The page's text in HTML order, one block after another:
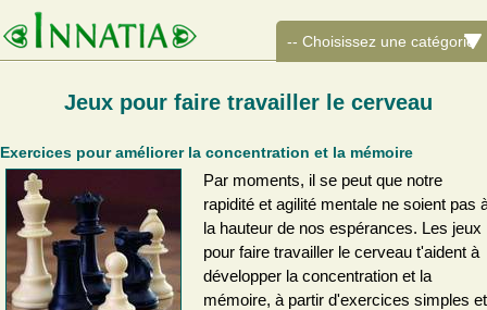
Jeux pour faire travailler le cerveau
Exercices pour améliorer la concentration et la mémoire
Par moments, il se peut que notre
rapidité et agilité mentale ne soient pas
la hauteur de nos espérances. Les jeux
pour faire travailler le cerveau t'aident à
développer la concentration et la
mémoire, à partir d'exercices simples et